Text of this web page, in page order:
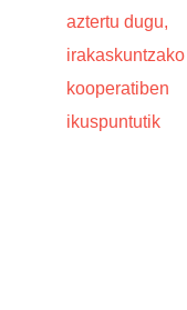
aztertu dugu,
irakaskuntzako
kooperatiben
ikuspuntutik